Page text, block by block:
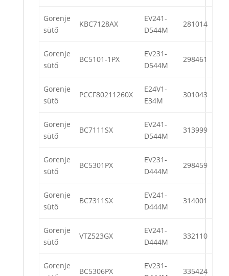
Gorenje
sütő
KBC7128AX
EV241-
D544M
281014
Gorenje
sütő
BC5101-1PX
EV231-
D544M
298461
Gorenje
sütő
PCCF80211260X
E24V1-
E34M
301043
Gorenje
sütő
BC7111SX
EV241-
D544M
313999
Gorenje
sütő
BC5301PX
EV231-
D444M
298459
Gorenje
sütő
BC7311SX
EV241-
D444M
314001
Gorenje
sütő
VTZ523GX
EV241-
D444M
332110
Gorenje
BC5306PX
EV231-
335424